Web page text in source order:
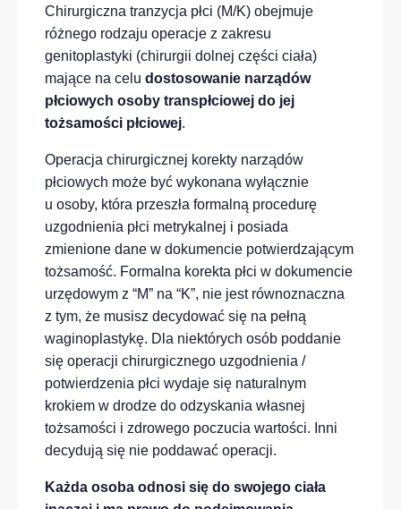
Chirurgiczna tranzycja płci (M/K) obejmuje
różnego rodzaju operacje z zakresu
genitoplastyki (chirurgii dolnej części ciała)
mające na celu dostosowanie narządów
płciowych osoby transpłciowej do jej
tożsamości płciowej.
Operacja chirurgicznej korekty narządów
płciowych może być wykonana wyłącznie
u osoby, która przeszła formalną procedurę
uzgodnienia płci metrykalnej i posiada
zmienione dane w dokumencie potwierdzającym
tożsamość. Formalna korekta płci w dokumencie
urzędowym z “M” na “K”, nie jest równoznaczna
z tym, że musisz decydować się na pełną
waginoplastykę. Dla niektórych osób poddanie
się operacji chirurgicznego uzgodnienia /
potwierdzenia płci wydaje się naturalnym
krokiem w drodze do odzyskania własnej
tożsamości i zdrowego poczucia wartości. Inni
decydują się nie poddawać operacji.
Każda osoba odnosi się do swojego ciała